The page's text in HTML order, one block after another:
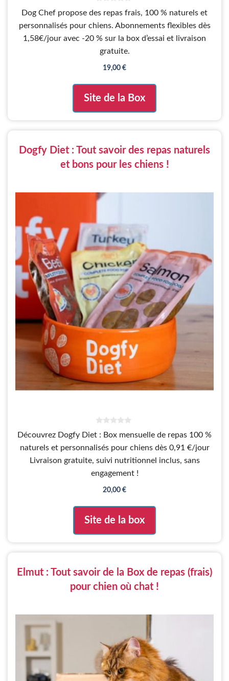
s
u
r
5
Dog Chef propose des repas frais, 100 % naturels et
personnalisés pour chiens. Abonnements flexibles dès
1,58€/jour avec -20 % sur la box d’essai et livraison
gratuite.
19,00 €
Site de la Box
Dogfy Diet : Tout savoir des repas naturels
et bons pour les chiens !
s
u
r
Découvrez Dogfy Diet : Box mensuelle de repas 100 %
naturels et personnalisés pour chiens dès 0,91 €/jour
Livraison gratuite, suivi nutritionnel inclus, sans
engagement !
20,00 €
Site de la box
Elmut : Tout savoir de la Box de repas (frais)
pour chien où chat !